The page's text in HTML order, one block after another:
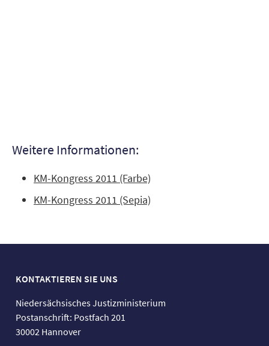
Weitere Informationen:
KM-Kongress 2011 (Farbe)
KM-Kongress 2011 (Sepia)
KONTAKTIEREN SIE UNS
Niedersächsisches Justizministerium
Postanschrift: Postfach 201
30002 Hannover